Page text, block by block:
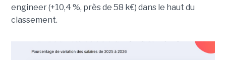
engineer (+10,4 %, près de 58 k€) dans le haut du
classement.